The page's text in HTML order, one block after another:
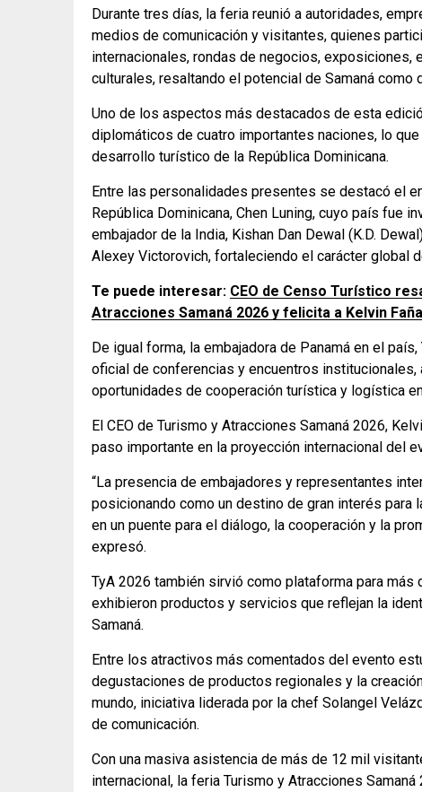
Durante tres días, la feria reunió a autoridades,
medios de comunicación y visitantes, quienes
internacionales, rondas de negocios,
culturales, resaltando el potencial de Samaná
Uno de los aspectos más destacados de esta
diplomáticos de cuatro importantes naciones, lo
desarrollo turístico de la República Dominicana.
Entre las personalidades presentes se destacó el
República Dominicana, Chen Luning, cuyo país fue
embajador de la India, Kishan Dan Dewal (K.D.
Alexey Victorovich, fortaleciendo el carácter global
Te puede interesar: CEO de Censo Turístico
Atracciones Samaná 2026 y felicita a Kelvin
De igual forma, la embajadora de Panamá en el
oficial de conferencias y encuentros
oportunidades de cooperación turística y logística
El CEO de Turismo y Atracciones Samaná 2026,
paso importante en la proyección internacional del
“La presencia de embajadores y representantes
posicionando como un destino de gran interés
en un puente para el diálogo, la cooperación y la
expresó.
TyA 2026 también sirvió como plataforma para
exhibieron productos y servicios que reflejan la
Samaná.
Entre los atractivos más comentados del evento
degustaciones de productos regionales y la
mundo, iniciativa liderada por la chef Solangel
de comunicación.
Con una masiva asistencia de más de 12 mil
internacional, la feria Turismo y Atracciones